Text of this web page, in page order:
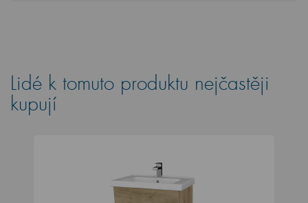
Lidé k tomuto produktu nejčastěji
kupují